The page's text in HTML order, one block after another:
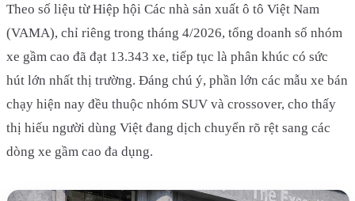
Theo số liệu từ Hiệp hội Các nhà sản xuất ô tô Việt Nam
(VAMA), chỉ riêng trong tháng 4/2026, tổng doanh số nhóm
xe gầm cao đã đạt 13.343 xe, tiếp tục là phân khúc có sức
hút lớn nhất thị trường. Đáng chú ý, phần lớn các mẫu xe bán
chạy hiện nay đều thuộc nhóm SUV và crossover, cho thấy
thị hiếu người dùng Việt đang dịch chuyển rõ rệt sang các
dòng xe gầm cao đa dụng.